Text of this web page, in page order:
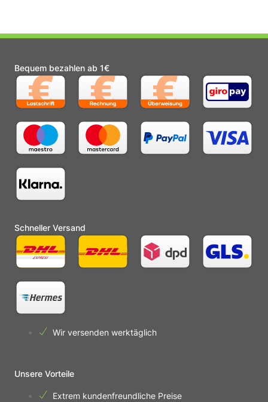
Bequem bezahlen ab 1€
Schneller Versand
Wir versenden werktäglich
Unsere Vorteile
Extrem kundenfreundliche Preise